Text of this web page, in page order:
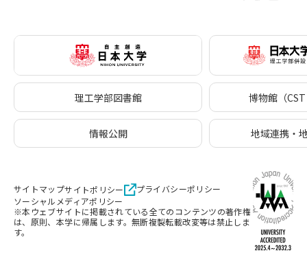
理工学部図書館 博物館（
情報公開 地域連携・
サイトマップサイトポリシー
プライバシーポリシー
ソーシャルメディアポリシー
※本ウェブサイトに掲載されている全てのコンテンツの著作権
は、原則、本学に帰属します。無断複製転載改変等は禁止しま
す。